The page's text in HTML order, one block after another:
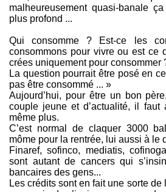
malheureusement quasi-banale
plus profond ...
Qui consomme ? Est-ce les
consommons pour vivre ou est ce
crées uniquement pour consommer
La question pourrait être posé en
pas être consommé ... »
Aujourd’hui, pour être un bon
couple jeune et d’actualité, il faut
même plus.
C’est normal de claquer 3000
môme pour la rentrée, lui aussi à le
Finaref, sofinco, mediatis,
sont autant de cancers qui
bancaires des gens...
Les crédits sont en fait une sorte de